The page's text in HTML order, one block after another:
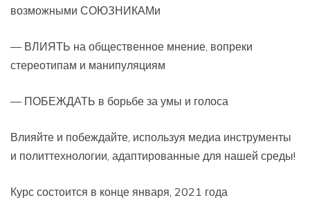
возможными СОЮЗНИКАМи
— ВЛИЯТЬ на общественное мнение, вопреки
стереотипам и манипуляциям
— ПОБЕЖДАТЬ в борьбе за умы и голоса
Влияйте и побеждайте, используя медиа инструменты
и политтехнологии, адаптированные для нашей среды!
Курс состоится в конце января, 2021 года